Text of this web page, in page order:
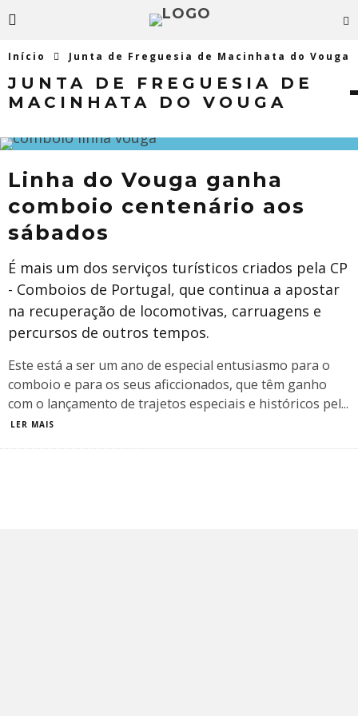
Início Junta de Freguesia de Macinhata do Vouga
JUNTA DE FREGUESIA DE
MACINHATA DO VOUGA
​Linha do Vouga ganha
comboio centenário aos
sábados
É mais um dos serviços turísticos criados pela CP
- Comboios de Portugal, que continua a apostar
na recuperação de locomotivas, carruagens e
percursos de outros tempos.
​Este está a ser um ano de especial entusiasmo para o
comboio e para os seus aficcionados, que têm ganho
com o lançamento de trajetos especiais e históricos pel...
LER MAIS